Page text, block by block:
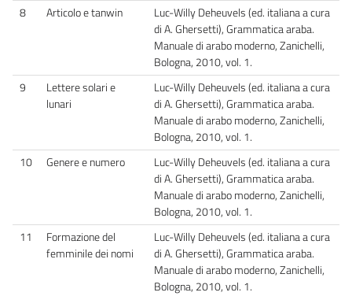
8
Articolo e tanwin
Luc-Willy Deheuvels (ed. italiana a cura
di A. Ghersetti), Grammatica araba.
Manuale di arabo moderno, Zanichelli,
Bologna, 2010, vol. 1.
9
Lettere solari e
lunari
Luc-Willy Deheuvels (ed. italiana a cura
di A. Ghersetti), Grammatica araba.
Manuale di arabo moderno, Zanichelli,
Bologna, 2010, vol. 1.
10
Genere e numero
Luc-Willy Deheuvels (ed. italiana a cura
di A. Ghersetti), Grammatica araba.
Manuale di arabo moderno, Zanichelli,
Bologna, 2010, vol. 1.
11
Formazione del
femminile dei nomi
Luc-Willy Deheuvels (ed. italiana a cura
di A. Ghersetti), Grammatica araba.
Manuale di arabo moderno, Zanichelli,
Bologna, 2010, vol. 1.